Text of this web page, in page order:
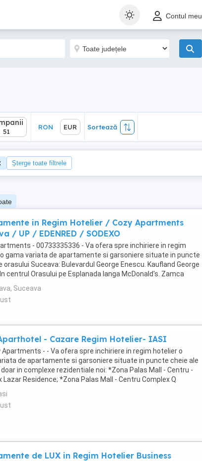
Contul meu
51
RON EUR Sortează
Șterge toate filtrele
in Regim Hotelier / Cozy Apartments
/ UP / EDENRED / SODEXO
- 00733335336 - Va ofera spre inchiriere in regim
gama variata de apartamente si garsoniere situate in puncte
orasului Suceava: Bulevardul George Enescu. Kaufland George
centrul Orasului pe Esplanada langa McDonald's. Zamca
1 Mai Obcini ...
Suceava
- Cazare Regim Hotelier- IASI
- - Va ofera spre inchiriere in regim hotelier o
de apartamente si garsoniere situate in puncte cheie ale
in complexe rezidentiale noi: *Zona Palas Mall - Centru -
Lazar Residence; *Zona Palas Mall - Centru Complex Q
*Zona Palas Mall - ...
de LUX in Regim Hotelier Business